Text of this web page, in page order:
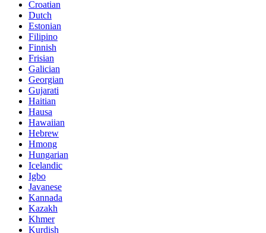
Croatian
Dutch
Estonian
Filipino
Finnish
Frisian
Galician
Georgian
Gujarati
Haitian
Hausa
Hawaiian
Hebrew
Hmong
Hungarian
Icelandic
Igbo
Javanese
Kannada
Kazakh
Khmer
Kurdish